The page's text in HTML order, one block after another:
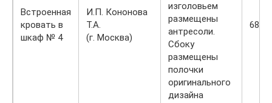
Встроенная
кровать в
шкаф № 4
И.П. Кононова
Т.А.
(г. Москва)
изголовьем
размещены
антресоли.
Сбоку
размещены
полочки
оригинального
дизайна